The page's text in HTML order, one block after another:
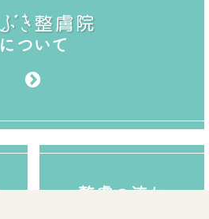
について
整膚の流れ